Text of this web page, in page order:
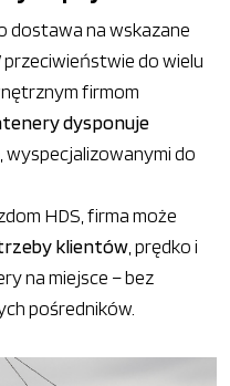
dostawa na wskazane
do wielu
firmom
dysponuje
, wyspecjalizowanymi do
HDS, firma może
klientów , prędko i
na miejsce – bez
pośredników.